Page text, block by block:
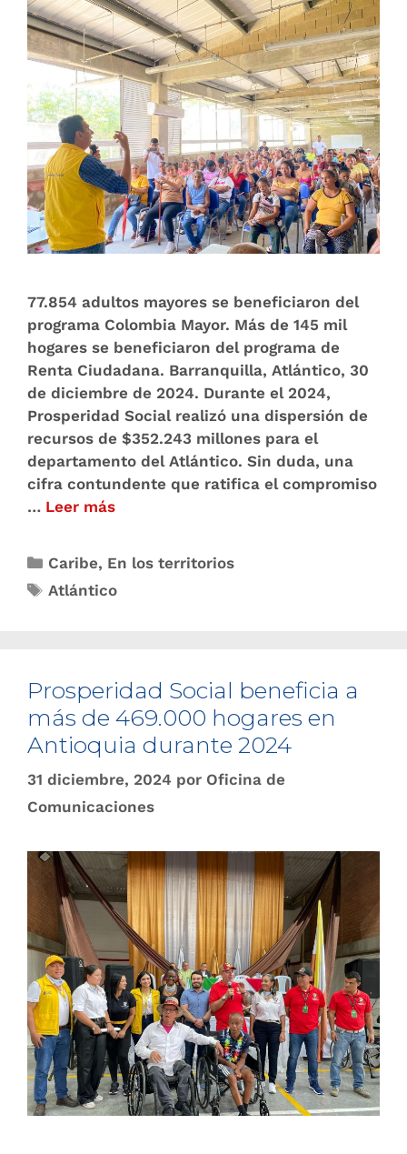
77.854 adultos mayores se beneficiaron del
programa Colombia Mayor. Más de 145 mil
hogares se beneficiaron del programa de
Renta Ciudadana. Barranquilla, Atlántico, 30
de diciembre de 2024. Durante el 2024,
Prosperidad Social realizó una dispersión de
recursos de $352.243 millones para el
departamento del Atlántico. Sin duda, una
cifra contundente que ratifica el compromiso
… Leer más
Caribe, En los territorios
Atlántico
Prosperidad Social beneficia a
más de 469.000 hogares en
Antioquia durante 2024
31 diciembre, 2024 por Oficina de
Comunicaciones